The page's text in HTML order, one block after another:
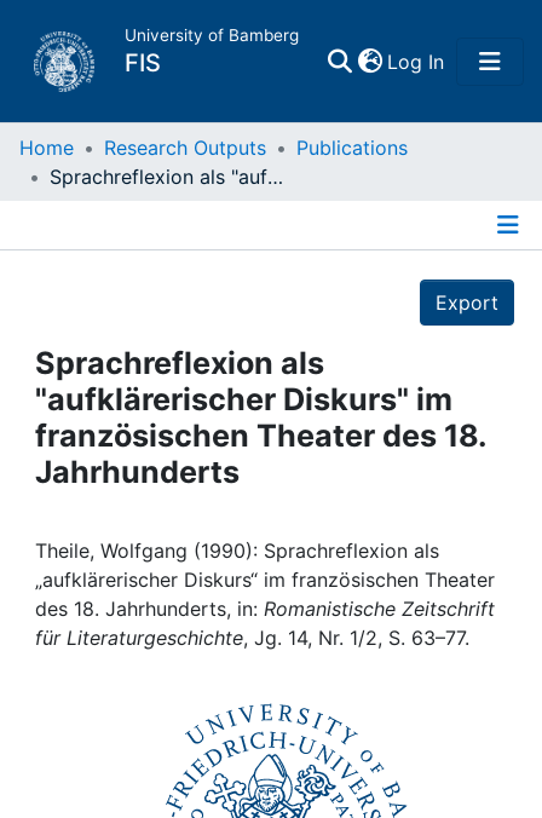
University of Bamberg
FIS Log In(current)
Home
Projects
People
Institutions
Awards
My FIS
Home Research Outputs
Publications
Sprachreflexion als "aufklärerischer Diskurs" im französischen Theater des 18. Jahrhunderts
Export
Sprachreflexion als
"aufklärerischer Diskurs" im
französischen Theater des 18.
Jahrhunderts
Theile, Wolfgang (1990): Sprachreflexion als
„aufklärerischer Diskurs“ im französischen Theater
des 18. Jahrhunderts, in: Romanistische Zeitschrift
für Literaturgeschichte, Jg. 14, Nr. 1/2, S. 63–77.